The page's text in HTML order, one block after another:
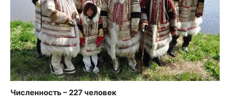
Численность – 227 человек